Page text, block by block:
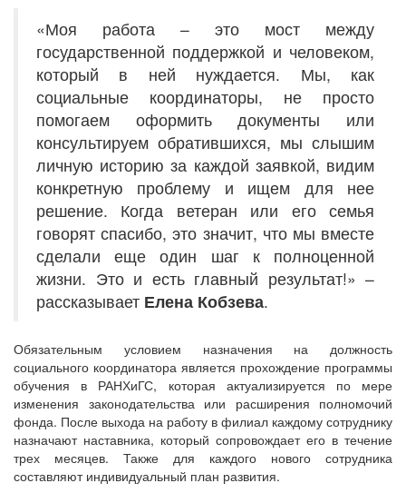
«Моя работа – это мост между
государственной поддержкой и человеком,
который в ней нуждается. Мы, как
социальные координаторы, не просто
помогаем оформить документы или
консультируем обратившихся, мы слышим
личную историю за каждой заявкой, видим
конкретную проблему и ищем для нее
решение. Когда ветеран или его семья
говорят спасибо, это значит, что мы вместе
сделали еще один шаг к полноценной
жизни. Это и есть главный результат!» –
рассказывает Елена Кобзева.
Обязательным условием назначения на должность
социального координатора является прохождение программы
обучения в РАНХиГС, которая актуализируется по мере
изменения законодательства или расширения полномочий
фонда. После выхода на работу в филиал каждому сотруднику
назначают наставника, который сопровождает его в течение
трех месяцев. Также для каждого нового сотрудника
составляют индивидуальный план развития.